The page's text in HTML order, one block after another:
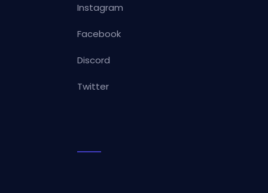
Instagram
Facebook
Discord
Twitter